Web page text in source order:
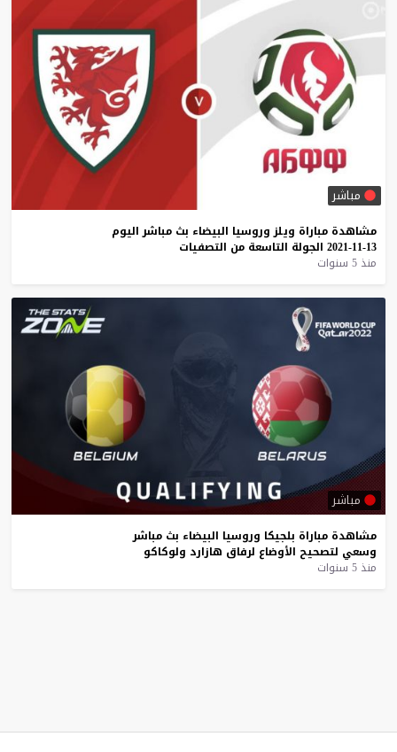
مباشر
مشاهدة مباراة ويلز وروسيا البيضاء بث مباشر اليوم
13-11-2021
الجولة التاسعة من التصفيات
منذ 5 سنوات
مباشر
مشاهدة مباراة بلجيكا وروسيا البيضاء بث مباشر
وسعي لتصحيح الأوضاع لرفاق هازارد ولوكاكو
منذ 5 سنوات